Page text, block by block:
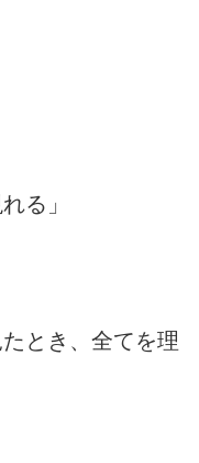
る」
とき、全てを理